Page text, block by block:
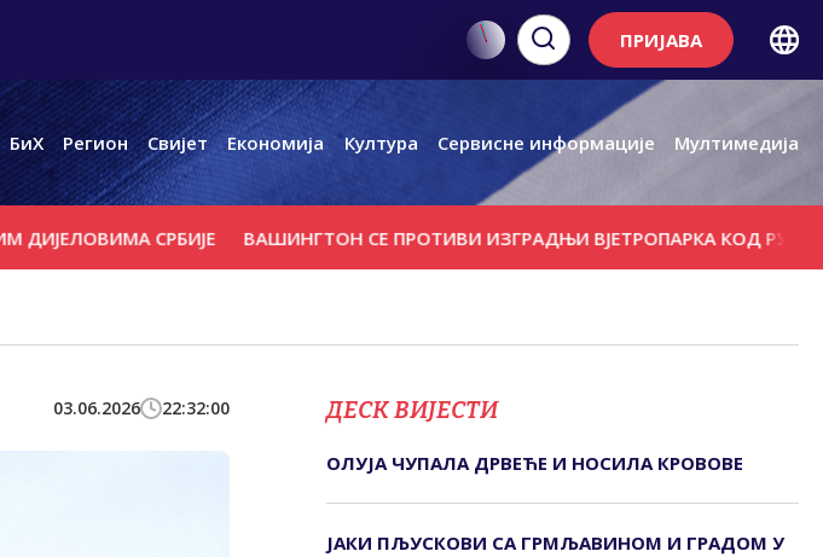
ПРИЈАВА
БиХ Регион Свијет Економија Култура Сервисне информације Мултимедија
СРБИЈЕ ВАШИНГТОН СЕ ПРОТИВИ ИЗГРАДЊИ ВЈЕТРОПАРКА КОД РУСКОГ
03.06.2026 22:32:00 ДЕСК ВИЈЕСТИ
ОЛУЈА ЧУПАЛА ДРВЕЋЕ И НОСИЛА КРОВОВЕ
ЈАКИ ПЉУСКОВИ СА ГРМЉАВИНОМ И ГРАДОМ У